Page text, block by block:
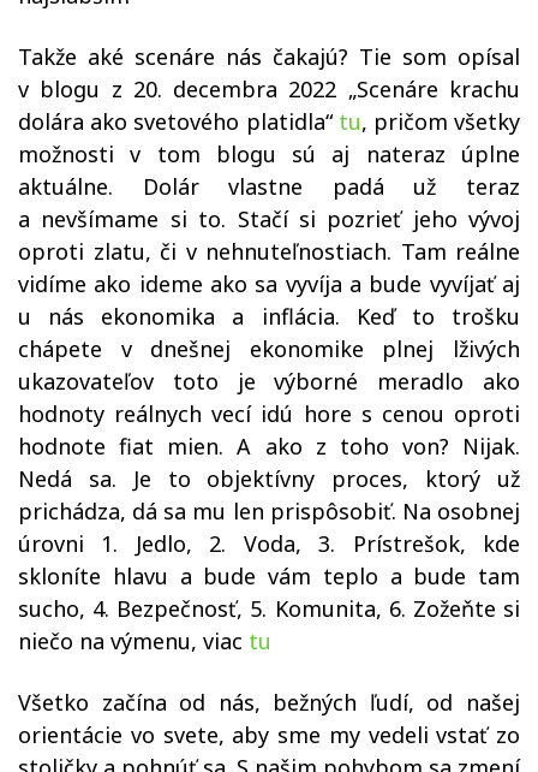
Takže aké scenáre nás čakajú? Tie som opísal
v blogu z 20. decembra 2022 „Scenáre krachu
dolára ako svetového platidla“ tu, pričom všetky
možnosti v tom blogu sú aj nateraz úplne
aktuálne. Dolár vlastne padá už teraz
a nevšímame si to. Stačí si pozrieť jeho vývoj
oproti zlatu, či v nehnuteľnostiach. Tam reálne
vidíme ako ideme ako sa vyvíja a bude vyvíjať aj
u nás ekonomika a inflácia. Keď to trošku
chápete v dnešnej ekonomike plnej lživých
ukazovateľov toto je výborné meradlo ako
hodnoty reálnych vecí idú hore s cenou oproti
hodnote fiat mien. A ako z toho von? Nijak.
Nedá sa. Je to objektívny proces, ktorý už
prichádza, dá sa mu len prispôsobiť. Na osobnej
úrovni 1. Jedlo, 2. Voda, 3. Prístrešok, kde
skloníte hlavu a bude vám teplo a bude tam
sucho, 4. Bezpečnosť, 5. Komunita, 6. Zožeňte si
niečo na výmenu, viac tu
Všetko začína od nás, bežných ľudí, od našej
orientácie vo svete, aby sme my vedeli vstať zo